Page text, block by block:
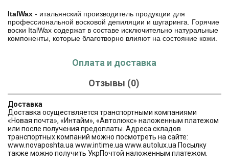
ItalWax - итальянский производитель продукции для
профессиональной восковой депиляции и шугаринга. Горячие
воски ItalWax содержат в составе исключительно натуральные
компоненты, которые благотворно влияют на состояние кожи.
Оплата и доставка
Отзывы (0)
Доставка
Доставка осуществляется транспортными компаниями
«Новая почта», «Интайм», «Автолюкс» наложенным платежом
или после получения предоплаты. Адреса складов
транспортных компаний можно посмотреть на сайте:
www.novaposhta.ua www.intime.ua www.autolux.ua Посылку
также можно получить УкрПочтой наложенным платежом.